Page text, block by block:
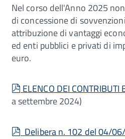
Nel corso dell'Anno 2025
di concessione di
attribuzione di vantaggi
ed enti pubblici e privati di
euro.
pdf
ELENCO DEI CONTRIBUTI
a settembre 2024)
pdf
Delibera n. 102 del 04/